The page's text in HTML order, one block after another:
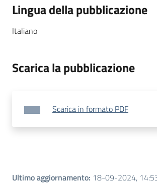
Lingua della pubblicazione
Italiano
Scarica la pubblicazione
Scarica in formato PDF
Ultimo aggiornamento: 18-09-2024,